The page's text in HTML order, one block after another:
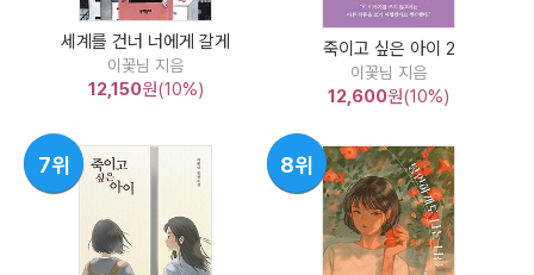
세계를 건너 너에게 갈게
이꽃님 지음
12,150원(10%)
죽이고 싶은 아이 2
이꽃님 지음
12,600원(10%)
7위 8위